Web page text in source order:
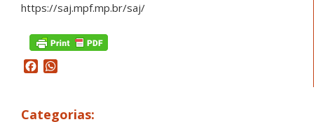
https://saj.mpf.mp.br/saj/
Facebook
Categorias: